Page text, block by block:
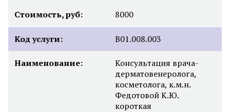
Стоимость, руб: 8000
Код услуги: B01.008.003
Наименование:
Консультация врача-
дерматовенеролога,
косметолога, к.м.н.
Федотовой К.Ю.
короткая